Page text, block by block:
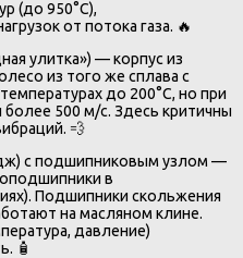
(до 950°C),
от потока газа. 🔥
улитка») — корпус из
из того же сплава с
до 200°C, но при
500 м/с. Здесь критичны
💨
с подшипниковым узлом —
в
Подшипники скольжения
на масляном клине.
давление)
🧴